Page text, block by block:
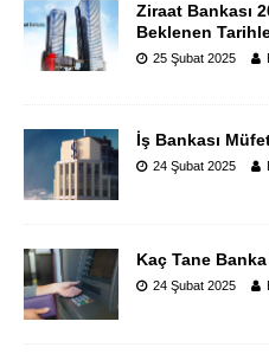
Ziraat Bankası
Beklenen
25 Şubat 2025
İş Bankası
24 Şubat 2025
Kaç Tane Banka
24 Şubat 2025